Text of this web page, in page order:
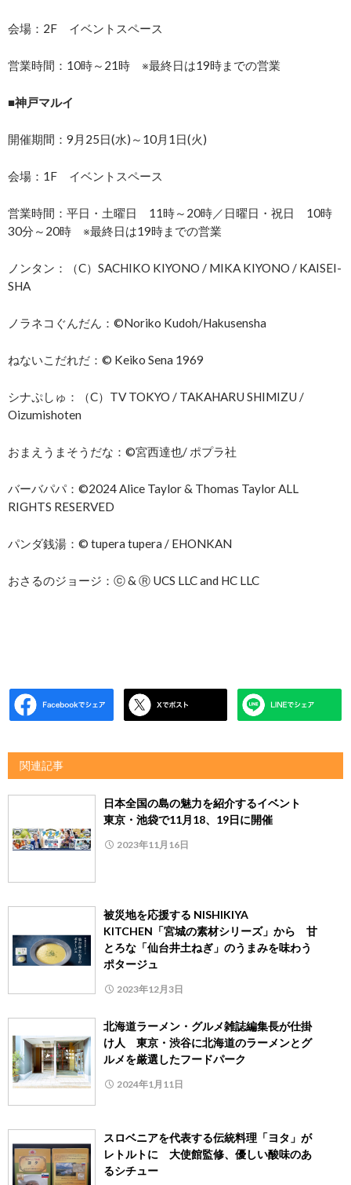
会場：2F イベントスペース
営業時間：10時～21時 ※最終日は19時までの営業
■神戸マルイ
開催期間：9月25日(水)～10月1日(火)
会場：1F イベントスペース
営業時間：平日・土曜日 11時～20時／日曜日・祝日 10時
30分～20時 ※最終日は19時までの営業
ノンタン：（C）SACHIKO KIYONO / MIKA KIYONO / KAISEI-
SHA
ノラネコぐんだん：©Noriko Kudoh/Hakusensha
ねないこだれだ：© Keiko Sena 1969
シナぷしゅ：（C）TV TOKYO / TAKAHARU SHIMIZU /
Oizumishoten
おまえうまそうだな：©宮西達也/ ポプラ社
バーバパパ：©2024 Alice Taylor & Thomas Taylor ALL
RIGHTS RESERVED
パンダ銭湯：© tupera tupera / EHONKAN
おさるのジョージ：ⓒ & Ⓡ UCS LLC and HC LLC
関連記事
日本全国の島の魅力を紹介するイベント
東京・池袋で11月18、19日に開催
2023年11月16日
被災地を応援する NISHIKIYA
KITCHEN「宮城の素材シリーズ」から 甘
とろな「仙台井土ねぎ」のうまみを味わう
ポタージュ
2023年12月3日
北海道ラーメン・グルメ雑誌編集長が仕掛
け人 東京・渋谷に北海道のラーメンとグ
ルメを厳選したフードパーク
2024年1月11日
スロベニアを代表する伝統料理「ヨタ」が
レトルトに 大使館監修、優しい酸味のあ
るシチュー